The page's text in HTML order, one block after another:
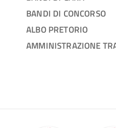
BANDI DI CONCORSO
ALBO PRETORIO
AMMINISTRAZIONE